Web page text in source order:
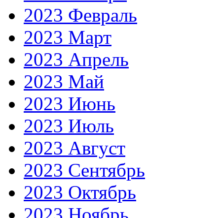
2023 Февраль
2023 Март
2023 Апрель
2023 Май
2023 Июнь
2023 Июль
2023 Август
2023 Сентябрь
2023 Октябрь